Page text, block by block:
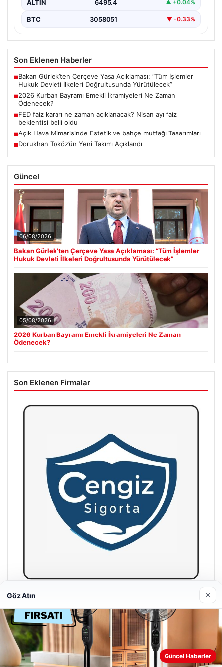
ALTIN 6495.4 ▲ +0.04%
BTC 3058051 ▼ -0.33%
Son Eklenen Haberler
■Bakan Gürlek’ten Çerçeve Yasa Açıklaması: “Tüm İşlemler
Hukuk Devleti İlkeleri Doğrultusunda Yürütülecek”
■2026 Kurban Bayramı Emekli İkramiyeleri Ne Zaman
Ödenecek?
■FED faiz kararı ne zaman açıklanacak? Nisan ayı faiz
beklentisi belli oldu
■Açık Hava Mimarisinde Estetik ve bahçe mutfağı Tasarımları
■Dorukhan Toköz’ün Yeni Takımı Açıklandı
Güncel
06/08/2026
Bakan Gürlek’ten Çerçeve Yasa Açıklaması: “Tüm İşlemler
Hukuk Devleti İlkeleri Doğrultusunda Yürütülecek”
05/08/2026
2026 Kurban Bayramı Emekli İkramiyeleri Ne Zaman
Ödenecek?
Son Eklenen Firmalar
Hastaş Beton
26/05/2026
Web sitemizi nasıl kullandığınızı daha iyi anlayabilmek,
Göz Atın ×
Güncel Haberler